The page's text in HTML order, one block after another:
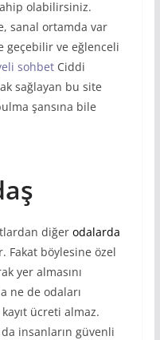
olabilirsiniz.
sanal ortamda var
geçebilir ve eğlenceli
sohbetCiddi
sağlayan bu site
şansına bile
diğer odalarda
Fakat böylesine özel
yer almasını
ne de odaları
ücreti almaz.
insanların güvenli